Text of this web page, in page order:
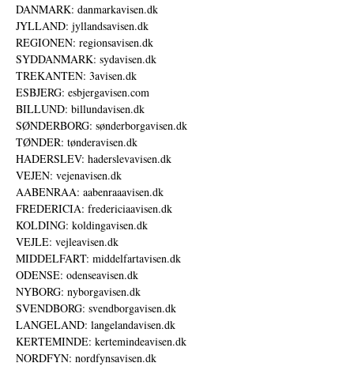
DANMARK: danmarkavisen.dk
JYLLAND: jyllandsavisen.dk
REGIONEN: regionsavisen.dk
SYDDANMARK: sydavisen.dk
TREKANTEN: 3avisen.dk
ESBJERG: esbjergavisen.com
BILLUND: billundavisen.dk
SØNDERBORG: sønderborgavisen.dk
TØNDER: tønderavisen.dk
HADERSLEV: haderslevavisen.dk
VEJEN: vejenavisen.dk
AABENRAA: aabenraaavisen.dk
FREDERICIA: fredericiaavisen.dk
KOLDING: koldingavisen.dk
VEJLE: vejleavisen.dk
MIDDELFART: middelfartavisen.dk
ODENSE: odenseavisen.dk
NYBORG: nyborgavisen.dk
SVENDBORG: svendborgavisen.dk
LANGELAND: langelandavisen.dk
KERTEMINDE: kertemindeavisen.dk
NORDFYN: nordfynsavisen.dk